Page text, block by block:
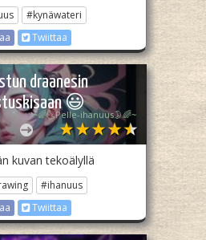
#kynäwateri
Twiittaa
draanesin
😃
~🌈🌜Pelle-ihanuus🌛🌈~
kuvan tekoälyllä
#ihanuus
Twiittaa